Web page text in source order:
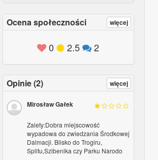
Ocena społeczności więcej
Opinie (2) więcej
Mirosław Gałek
Zalety:Dobra miejscowość
wypadowa do zwiedzania Środkowej
Dalmacji. Blisko do Trogiru,
Splitu,Szibenika czy Parku Narodo